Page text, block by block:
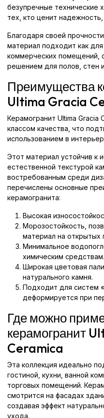
безупречные технические
тех, кто ценит
Благодаря своей
материал подходит как
коммерческих помещений,
решением для полов, стен
Преимущества
Ultima Gracia
Керамогранит Ultima Gracia
классом качества, что
использованием в
Этот материал устойчив к
естественной текстурой
востребованным среди
перечислены основные
керамогранита:
Высокая
Морозостойкость,
материал на открытых
Минимальное
химическим средствам.
Широкая цветовая
натурального камня.
Подходит для систем
деформируется при
Где можно
керамогранит
Ceramica
Эта коллекция идеально
гостиной, кухни, ванной
торговых помещений.
смотрится на фасадах
создавая эффект
ухода.